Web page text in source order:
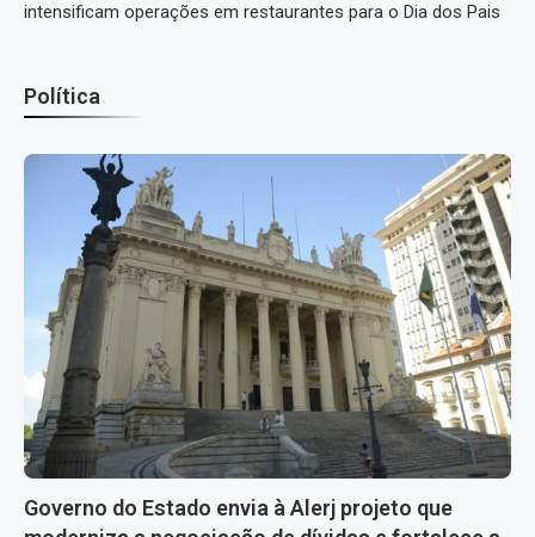
intensificam operações em restaurantes para o Dia dos Pais
Política
Governo do Estado envia à Alerj projeto que